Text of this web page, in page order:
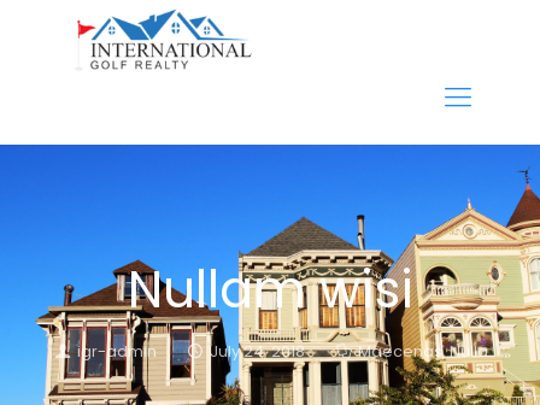
Nullam wisi
igr-admin July 24, 2018 Maecenas,Nulla